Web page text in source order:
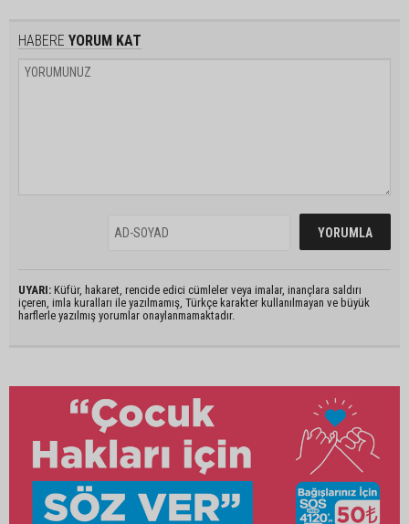
HABERE YORUM KAT
UYARI: Küfür, hakaret, rencide edici cümleler veya imalar, inançlara saldırı
içeren, imla kuralları ile yazılmamış, Türkçe karakter kullanılmayan ve büyük
harflerle yazılmış yorumlar onaylanmamaktadır.